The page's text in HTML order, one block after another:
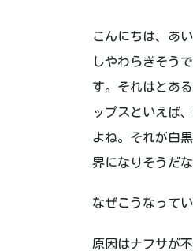
こんにちは、あ
しやわらぎそう
す。それはとあ
ップスといえば
よね。それが白
界になりそうだ
なぜこうなって
原因はナフサが